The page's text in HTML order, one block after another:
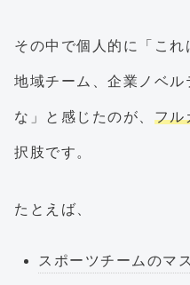
その中で個人的に「こ
地域チーム、企業ノベ
な」と感じたのが、 フル
択肢です。
たとえば、
スポーツチームのマ